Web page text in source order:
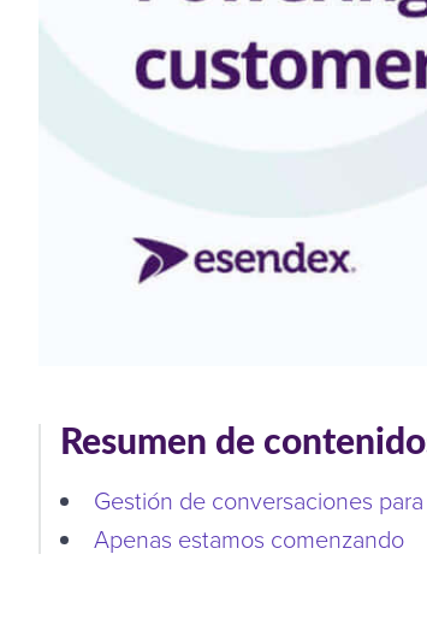
Resumen de
Gestión de conversaciones
Apenas estamos comenzando